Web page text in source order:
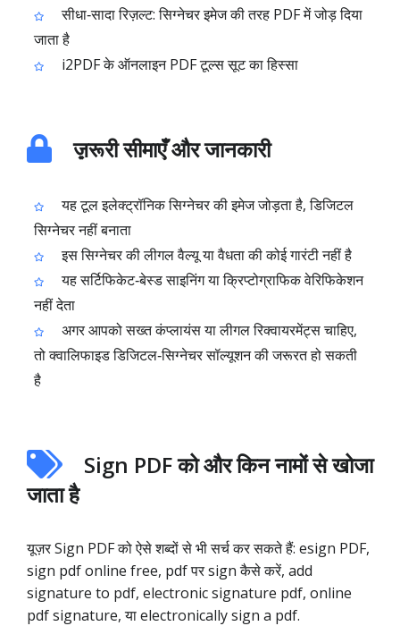
सीधा‑सादा रिज़ल्ट: सिग्नेचर इमेज की तरह PDF में जोड़ दिया
जाता है
i2PDF के ऑनलाइन PDF टूल्स सूट का हिस्सा
ज़़रूरी सीमाएँ और जानकारी
यह टूल इलेक्ट्रॉनिक सिग्नेचर की इमेज जोड़ता है, डिजिटल
सिग्नेचर नहीं बनाता
इस सिग्नेचर की लीगल वैल्यू या वैधता की कोई गारंटी नहीं है
यह सर्टिफिकेट‑बेस्ड साइनिंग या क्रिप्टोग्राफिक वेरिफिकेशन
नहीं देता
अगर आपको सख्त कंप्लायंस या लीगल रिक्वायरमेंट्स चाहिए,
तो क्वालिफाइड डिजिटल‑सिग्नेचर सॉल्यूशन की जरूरत हो सकती
है
Sign PDF को और किन नामों से खोजा
जाता है
यूज़र Sign PDF को ऐसे शब्दों से भी सर्च कर सकते हैं: esign PDF,
sign pdf online free, pdf पर sign कैसे करें, add
signature to pdf, electronic signature pdf, online
pdf signature, या electronically sign a pdf.